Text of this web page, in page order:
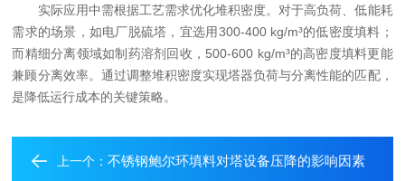
实际应用中需根据工艺需求优化堆积密度。对于高负荷、低能耗
需求的场景，如电厂脱硫塔，宜选用300-400 kg/m³的低密度填料；
而精细分离领域如制药溶剂回收，500-600 kg/m³的高密度填料更能
兼顾分离效率。通过调整堆积密度实现塔器负荷与分离性能的匹配，
是降低运行成本的关键策略。
上一个：不锈钢鲍尔环填料对塔设备压降的影响因素